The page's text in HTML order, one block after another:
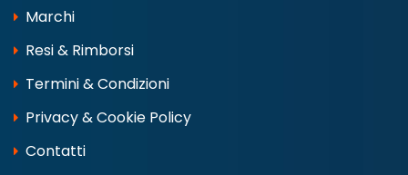
Marchi
Resi & Rimborsi
Termini & Condizioni
Privacy & Cookie Policy
Contatti